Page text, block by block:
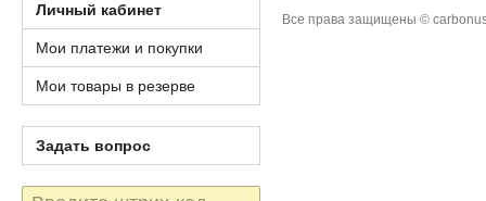
Личный кабинет
Мои платежи и покупки
Мои товары в резерве
Задать вопрос
Штрих-
Все права защищены ©